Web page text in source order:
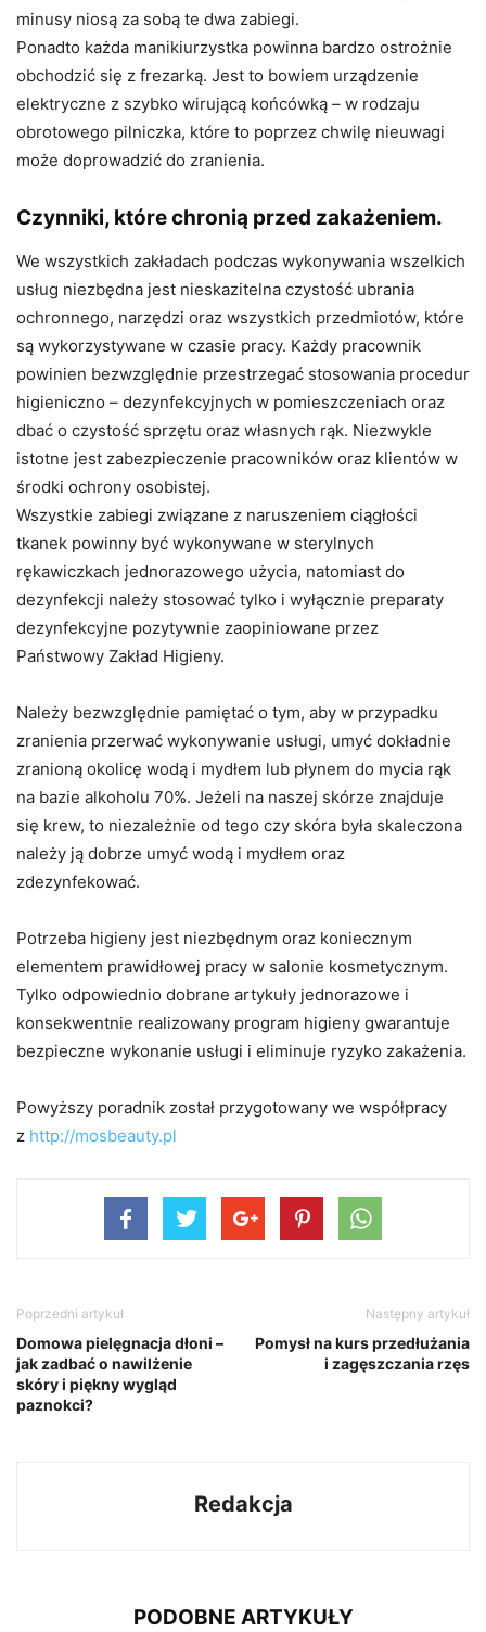
minusy niosą za sobą te dwa zabiegi.
Ponadto każda manikiurzystka powinna bardzo ostrożnie
obchodzić się z frezarką. Jest to bowiem urządzenie
elektryczne z szybko wirującą końcówką – w rodzaju
obrotowego pilniczka, które to poprzez chwilę nieuwagi
może doprowadzić do zranienia.
Czynniki, które chronią przed zakażeniem.
We wszystkich zakładach podczas wykonywania wszelkich
usług niezbędna jest nieskazitelna czystość ubrania
ochronnego, narzędzi oraz wszystkich przedmiotów, które
są wykorzystywane w czasie pracy. Każdy pracownik
powinien bezwzględnie przestrzegać stosowania procedur
higieniczno – dezynfekcyjnych w pomieszczeniach oraz
dbać o czystość sprzętu oraz własnych rąk. Niezwykle
istotne jest zabezpieczenie pracowników oraz klientów w
środki ochrony osobistej.
Wszystkie zabiegi związane z naruszeniem ciągłości
tkanek powinny być wykonywane w sterylnych
rękawiczkach jednorazowego użycia, natomiast do
dezynfekcji należy stosować tylko i wyłącznie preparaty
dezynfekcyjne pozytywnie zaopiniowane przez
Państwowy Zakład Higieny.
Należy bezwzględnie pamiętać o tym, aby w przypadku
zranienia przerwać wykonywanie usługi, umyć dokładnie
zranioną okolicę wodą i mydłem lub płynem do mycia rąk
na bazie alkoholu 70%. Jeżeli na naszej skórze znajduje
się krew, to niezależnie od tego czy skóra była skaleczona
należy ją dobrze umyć wodą i mydłem oraz
zdezynfekować.
Potrzeba higieny jest niezbędnym oraz koniecznym
elementem prawidłowej pracy w salonie kosmetycznym.
Tylko odpowiednio dobrane artykuły jednorazowe i
konsekwentnie realizowany program higieny gwarantuje
bezpieczne wykonanie usługi i eliminuje ryzyko zakażenia.
Powyższy poradnik został przygotowany we współpracy
z http://mosbeauty.pl
Poprzedni artykuł
Domowa pielęgnacja dłoni –
jak zadbać o nawilżenie
skóry i piękny wygląd
paznokci?
Następny artykuł
Pomysł na kurs przedłużania
i zagęszczania rzęs
Redakcja
PODOBNE ARTYKUŁY